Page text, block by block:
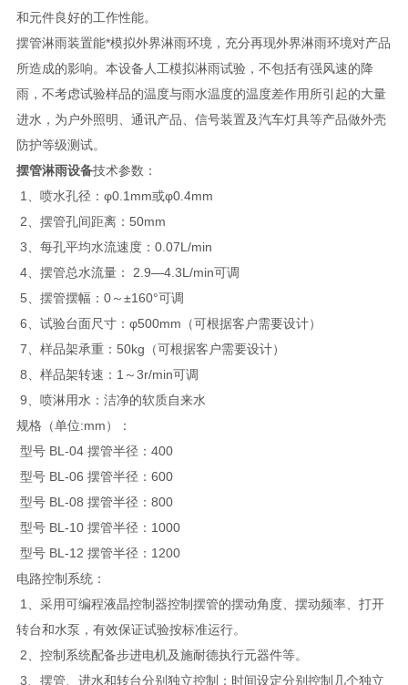
和元件良好的工作性能。
摆管淋雨装置能*模拟外界淋雨环境，充分再现外界淋雨环境对产品
所造成的影响。本设备人工模拟淋雨试验，不包括有强风速的降
雨，不考虑试验样品的温度与雨水温度的温度差作用所引起的大量
进水，为户外照明、通讯产品、信号装置及汽车灯具等产品做外壳
防护等级测试。
摆管淋雨设备技术参数：
1、喷水孔径：φ0.1mm或φ0.4mm
2、摆管孔间距离：50mm
3、每孔平均水流速度：0.07L/min
4、摆管总水流量： 2.9—4.3L/min可调
5、摆管摆幅：0～±160°可调
6、试验台面尺寸：φ500mm（可根据客户需要设计）
7、样品架承重：50kg（可根据客户需要设计）
8、样品架转速：1～3r/min可调
9、喷淋用水：洁净的软质自来水
规格（单位:mm）：
型号 BL-04 摆管半径：400
型号 BL-06 摆管半径：600
型号 BL-08 摆管半径：800
型号 BL-10 摆管半径：1000
型号 BL-12 摆管半径：1200
电路控制系统：
1、采用可编程液晶控制器控制摆管的摆动角度、摆动频率、打开
转台和水泵，有效保证试验按标准运行。
2、控制系统配备步进电机及施耐德执行元器件等。
3、摆管、进水和转台分别独立控制；时间设定分别控制几个独立